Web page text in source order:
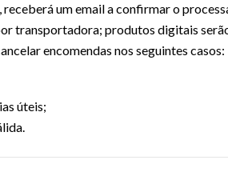
um email a confirmar o
transportadora; produtos digitais
encomendas nos seguintes casos:
úteis;